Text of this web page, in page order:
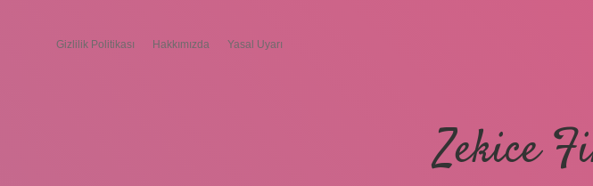
Gizlilik Politikası Hakkımızda Yasal Uyarı
Zekice